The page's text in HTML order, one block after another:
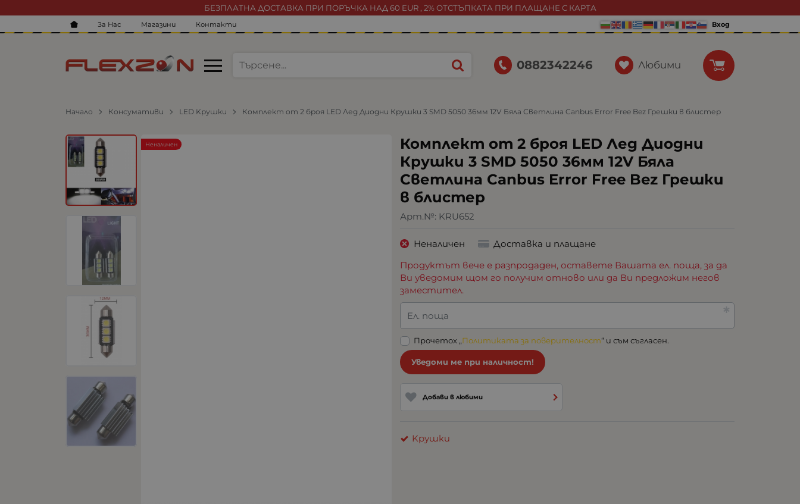
БЕЗПЛАТНА ДОСТАВКА ПРИ ПОРЪЧКА НАД 60 EUR , 2% ОТСТЪПКАТА ПРИ ПЛАЩАНЕ С КАРТА
За Нас Магазини Контакти Вход
0882342246 Любими
Начало Консумативи LED Kрушки Комплект от 2 броя LED Лед Диодни Крушки 3 SMD 5050 36мм 12V Бяла Светлина Canbus Error Free Bez Грешки в блистер
Комплект от 2 броя LED Лед Диодни
Крушки 3 SMD 5050 36мм 12V Бяла
Светлина Canbus Error Free Bez Грешки
в блистер
Арт.№: KRU652
Неналичен
Неналичен
Доставка и плащане
Продуктът вече е разпродаден, оставете Вашата ел. поща, за да
Ви уведомим щом го получим отново или да Ви предложим негов
заместител.
Ел. поща
Прочетох „Политиката за поверителност“ и съм съгласен.
Уведоми ме при наличност!
Добави в любими
Kрушки